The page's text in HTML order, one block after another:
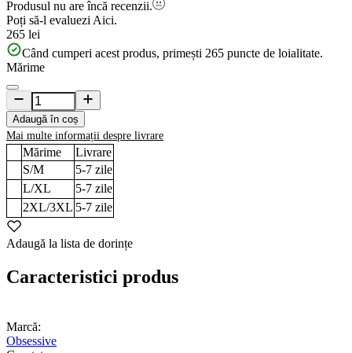
Produsul nu are încă recenzii.
Poți să-l evaluezi Aici.
265 lei
Când cumperi acest produs, primești 265 puncte de loialitate.
Mărime
Adaugă în coș
Mai multe informații despre livrare
Mărime
Livrare
S/M
5-7 zile
L/XL
5-7 zile
2XL/3XL 5-7 zile
Adaugă la lista de dorințe
Caracteristici produs
Marcă:
Obsessive